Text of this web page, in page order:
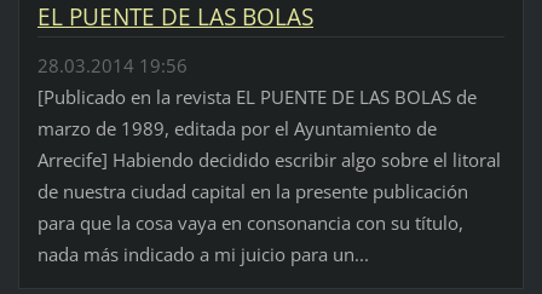
EL PUENTE DE LAS BOLAS
28.03.2014 19:56
[Publicado en la revista EL PUENTE DE LAS BOLAS de
marzo de 1989, editada por el Ayuntamiento de
Arrecife] Habiendo decidido escribir algo sobre el litoral
de nuestra ciudad capital en la presente publicación
para que la cosa vaya en consonancia con su título,
nada más indicado a mi juicio para un...